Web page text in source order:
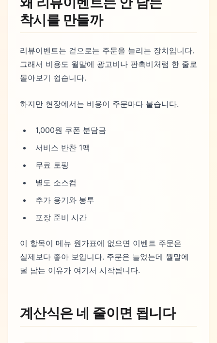
착시를 만들까
리뷰이벤트는 겉으로는 주문을 늘리는 장치입니다.
그래서 비용도 월말에 광고비나 판촉비처럼 한 줄로
몰아보기 쉽습니다.
하지만 현장에서는 비용이 주문마다 붙습니다.
1,000원 쿠폰 분담금
서비스 반찬 1팩
무료 토핑
별도 소스컵
추가 용기와 봉투
포장 준비 시간
이 항목이 메뉴 원가표에 없으면 이벤트 주문은
실제보다 좋아 보입니다. 주문은 늘었는데 월말에
덜 남는 이유가 여기서 시작됩니다.
계산식은 네 줄이면 됩니다